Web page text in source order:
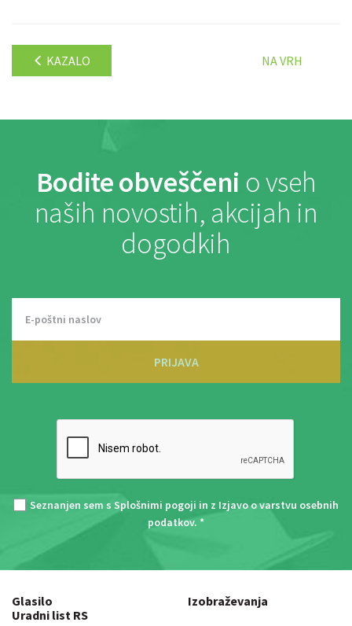
KAZALO NA VRH
Bodite obveščeni o vseh
naših novostih, akcijah in
dogodkih
PRIJAVA
Seznanjen sem s Splošnimi pogoji in z Izjavo o varstvu osebnih
podatkov. *
Glasilo
Uradni list RS
Izobraževanja